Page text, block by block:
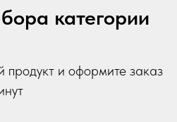
категории
продукт и оформите заказ